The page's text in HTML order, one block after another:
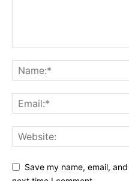
Save my name, email,